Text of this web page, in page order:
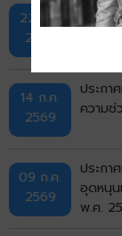
22 ก.ค.
2569
ประกา
อุดหนุน
พ.ศ.
14 ก.ค.
2569
ประกา
ความช่
09 ก.ค.
2569
ประกา
อุดหนุน
พ.ศ.